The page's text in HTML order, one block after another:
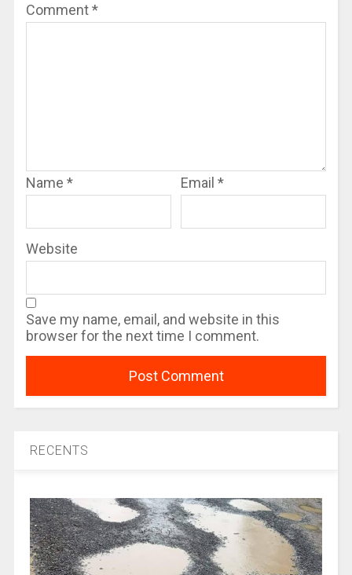
Comment*
Name * Email *
Website
Save my name, email, and website in this
browser for the next time I comment.
RECENTS